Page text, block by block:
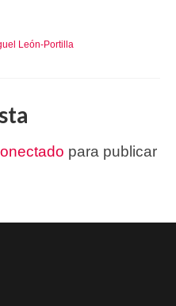
León-Portilla
para publicar